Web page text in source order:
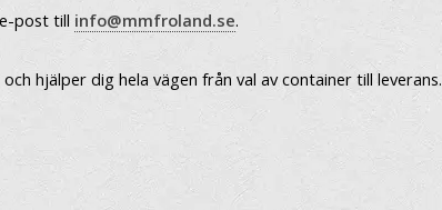
post till info@mmfroland.se.
hjälper dig hela vägen från val av container till leverans.